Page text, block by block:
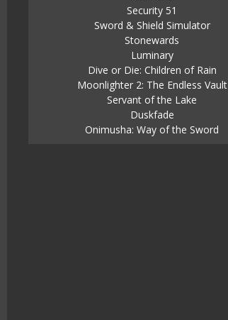
Security 51
Sword & Shield Simulator
Stonewards
Luminary
Dive or Die: Children of Rain
Moonlighter 2: The Endless Vault
Servant of the Lake
Duskfade
Onimusha: Way of the Sword